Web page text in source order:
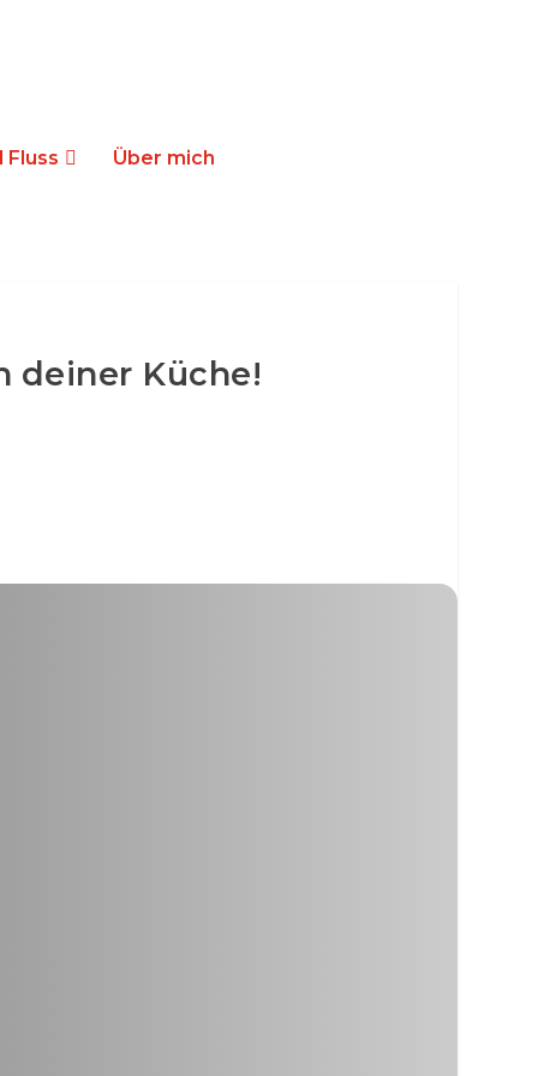
Fluss Über mich
deiner Küche!